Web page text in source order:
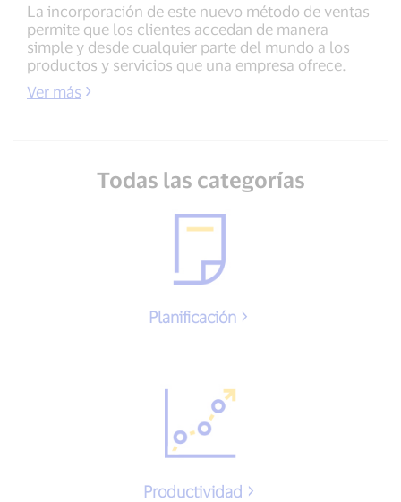
La incorporación de este nuevo método de ventas
permite que los clientes accedan de manera
simple y desde cualquier parte del mundo a los
productos y servicios que una empresa ofrece.
Ver más
Todas las categorías
Planificación
Productividad